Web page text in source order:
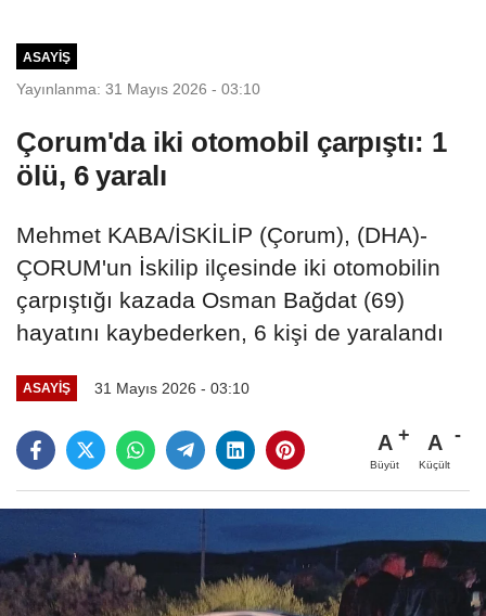
ASAYIŞ
Yayınlanma: 31 Mayıs 2026 - 03:10
Çorum'da iki otomobil çarpıştı: 1
ölü, 6 yaralı
Mehmet KABA/İSKİLİP (Çorum), (DHA)-
ÇORUM'un İskilip ilçesinde iki otomobilin
çarpıştığı kazada Osman Bağdat (69)
hayatını kaybederken, 6 kişi de yaralandı
ASAYIŞ 31 Mayıs 2026 - 03:10
A
Büyüt
A
Küçült